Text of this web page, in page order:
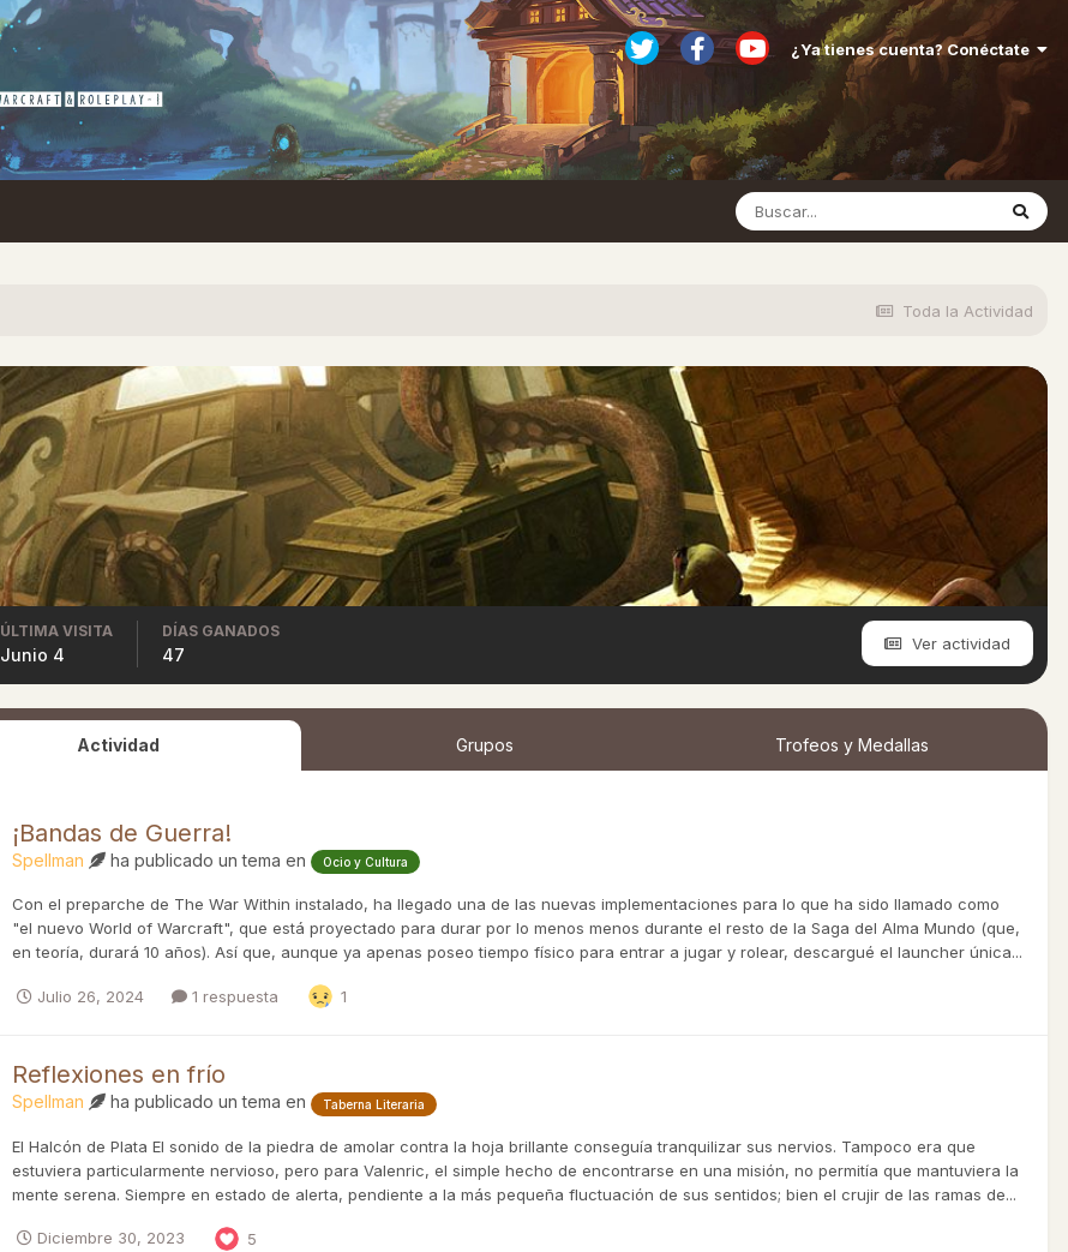
¿Ya tienes cuenta? Conéctate
Toda la Actividad
Ver actividad
ÚLTIMA VISITA
Junio 4
DÍAS GANADOS
47
Actividad Grupos Trofeos y Medallas
¡Bandas de Guerra!
Spellman ha publicado un tema en Ocio y Cultura
Con el preparche de The War Within instalado, ha llegado una de las nuevas implementaciones para lo que ha sido llamado como
"el nuevo World of Warcraft", que está proyectado para durar por lo menos menos durante el resto de la Saga del Alma Mundo (que,
en teoría, durará 10 años). Así que, aunque ya apenas poseo tiempo físico para entrar a jugar y rolear, descargué el launcher única...
Julio 26, 2024 1 respuesta 1
Reflexiones en frío
Spellman ha publicado un tema en Taberna Literaria
El Halcón de Plata El sonido de la piedra de amolar contra la hoja brillante conseguía tranquilizar sus nervios. Tampoco era que
estuviera particularmente nervioso, pero para Valenric, el simple hecho de encontrarse en una misión, no permitía que mantuviera la
mente serena. Siempre en estado de alerta, pendiente a la más pequeña fluctuación de sus sentidos; bien el crujir de las ramas de...
Diciembre 30, 2023 5